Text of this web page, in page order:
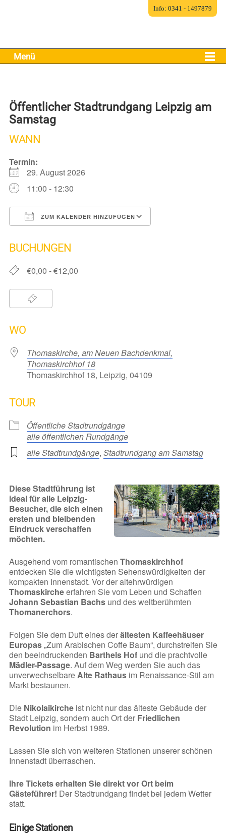
Menü
Öffentlicher Stadtrundgang Leipzig am
Samstag
WANN
Termin:
29. August 2026
11:00 - 12:30
ZUM KALENDER HINZUFÜGEN
BUCHUNGEN
€0,00 - €12,00
WO
Thomaskirche, am Neuen Bachdenkmal,
Thomaskirchhof 18
Thomaskirchhof 18, Leipzig, 04109
TOUR
Öffentliche Stadtrundgänge
alle öffentlichen Rundgänge
alle Stadtrundgänge, Stadtrundgang am Samstag
Diese Stadtführung ist
ideal für alle Leipzig-
Besucher, die sich einen
ersten und bleibenden
Eindruck verschaffen
möchten.
Ausgehend vom romantischen Thomaskirchhof
entdecken Sie die wichtigsten Sehenswürdigkeiten der
kompakten Innenstadt. Vor der altehrwürdigen
Thomaskircheerfahren Sie vom Leben und Schaffen
Johann Sebastian Bachsund des weltberühmten
Thomanerchors.
Folgen Sie dem Duft eines derältesten Kaffeehäuser
Europas„Zum Arabischen Coffe Baum“, durchstreifen Sie
den beeindruckenden Barthels Hofund die prachtvolle
Mädler-Passage. Auf dem Weg werden Sie auch das
unverwechselbareAlte Rathausim Renaissance-Stil am
Markt bestaunen.
Die Nikolaikircheist nicht nur das älteste Gebäude der
Stadt Leipzig, sondern auch Ort der Friedlichen
Revolution im Herbst 1989.
Lassen Sie sich von weiteren Stationen unserer schönen
Innenstadt überraschen.
Ihre Tickets erhalten Sie direkt vor Ort beim
Gästeführer! Der Stadtrundgang findet bei jedem Wetter
statt.
Einige Stationen
Info: 0341 - 1497879